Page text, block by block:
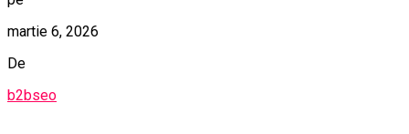
martie 6, 2026
De
b2bseo